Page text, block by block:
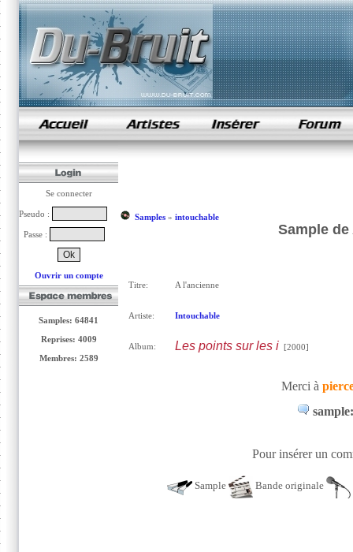
samples de rap
Se connecter
Pseudo :
Passe :
Ouvrir un compte
Samples: 64841
Reprises: 4009
Membres: 2589
Samples» intouchable
Sample
Titre: A l'ancienne
Artiste: Intouchable
Album: Les points sur les i[2000]
Merci à
Pour insérer un
Sample Bande originale